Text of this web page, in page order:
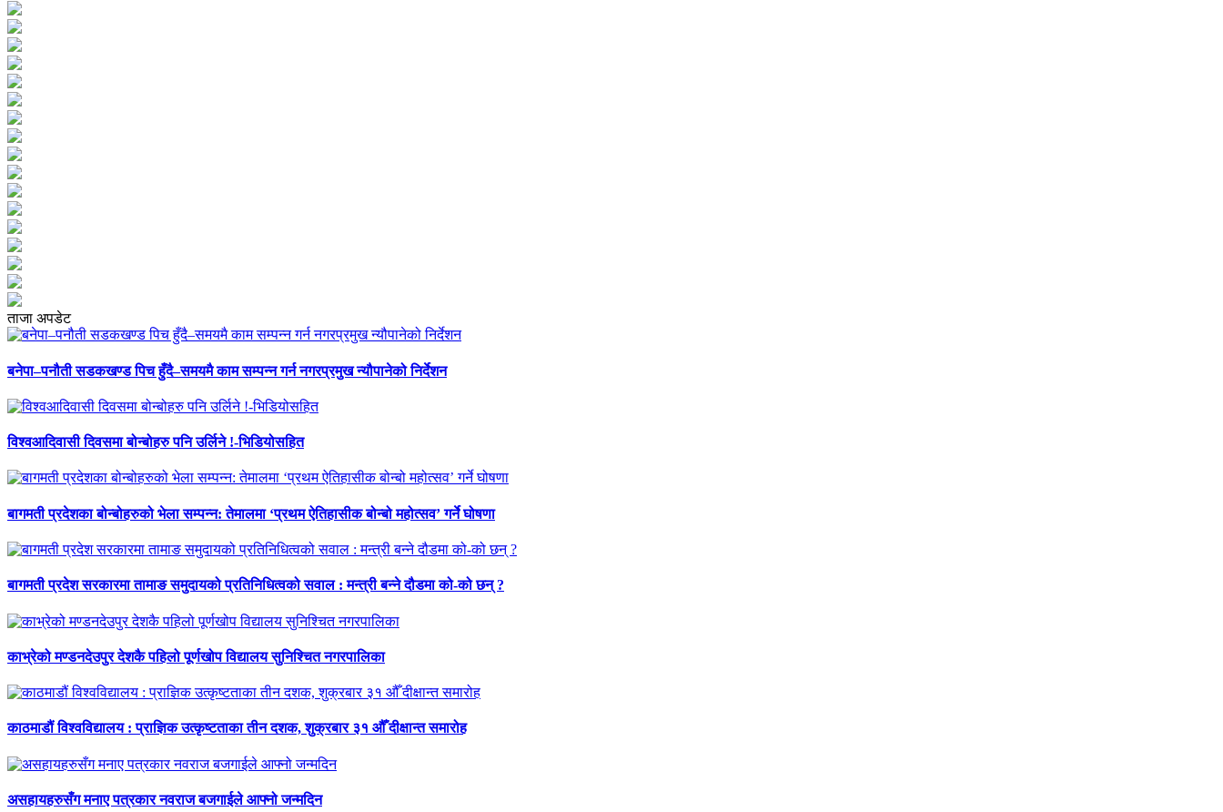
ताजा अपडेट
बनेपा–पनौती सडकखण्ड पिच हुँदै–समयमै काम सम्पन्न गर्न नगरप्रमुख न्यौपानेको निर्देशन
विश्वआदिवासी दिवसमा बोन्बोहरु पनि उर्लिने !-भिडियोसहित
बागमती प्रदेशका बोन्बोहरुको भेला सम्पन्न: तेमालमा ‘प्रथम ऐतिहासीक बोन्बो महोत्सव’ गर्ने घोषणा
बागमती प्रदेश सरकारमा तामाङ समुदायको प्रतिनिधित्वको सवाल : मन्त्री बन्ने दौडमा को‐को छन् ?
काभ्रेको मण्डनदेउपुर देशकै पहिलो पूर्णखोप विद्यालय सुनिश्चित नगरपालिका
काठमाडौं विश्वविद्यालय : प्राज्ञिक उत्कृष्टताका तीन दशक, शुक्रबार ३१ औँ दीक्षान्त समारोह
असहायहरुसँग मनाए पत्रकार नवराज बजगाईले आफ्नो जन्मदिन